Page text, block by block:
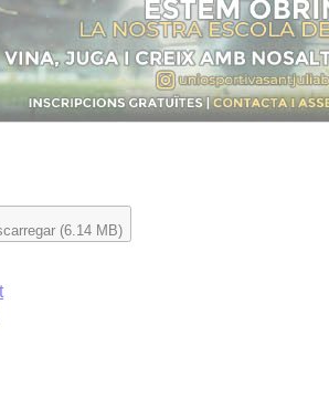
(6.14 MB)